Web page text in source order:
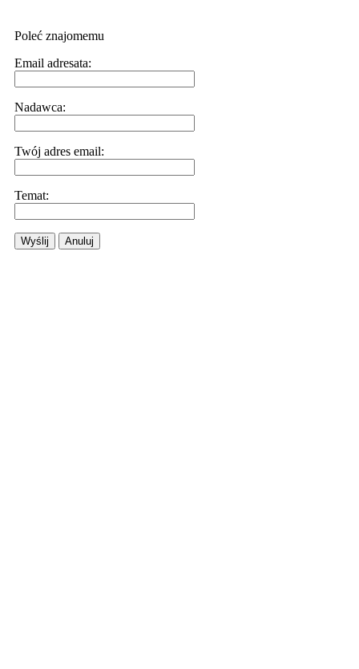
Poleć znajomemu
Email adresata:
Nadawca:
Twój adres email:
Temat:
Wyślij Anuluj